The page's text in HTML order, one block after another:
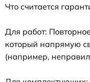
Что считается
Для работ:
который напрямую
(например,